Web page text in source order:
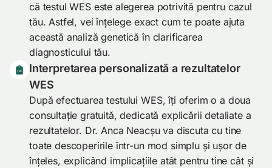
că testul WES este alegerea potrivită pentru cazul
tău. Astfel, vei înțelege exact cum te poate ajuta
această analiză genetică în clarificarea
diagnosticului tău.
Interpretarea personalizată a rezultatelor
WES
După efectuarea testului WES, îți oferim o a doua
consultație gratuită, dedicată explicării detaliate a
rezultatelor. Dr. Anca Neacșu va discuta cu tine
toate descoperirile într-un mod simplu și ușor de
înțeles, explicând implicațiile atât pentru tine cât și